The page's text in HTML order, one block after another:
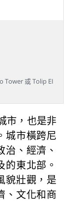
或 Tolip EI
市，也是非
城市橫跨尼
治、經濟、
的東北部。
貌壯觀，是
、文化和商